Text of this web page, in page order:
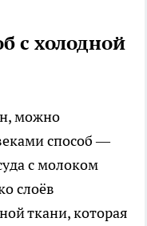
с холодной
можно
способ —
с молоком
слоёв
ткани, которая